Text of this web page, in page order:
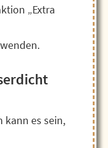
„Extra
kann es sein,